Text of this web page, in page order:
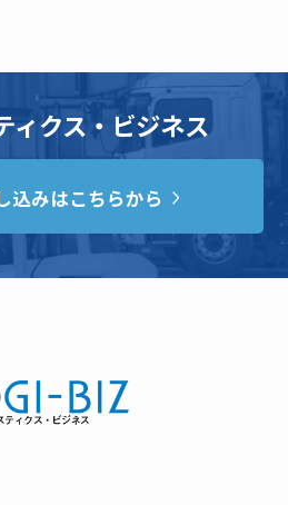
ィクス・ビジネス
込みはこちらから